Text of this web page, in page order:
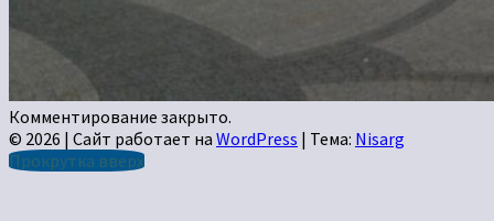
Комментирование закрыто.
© 2026 | Сайт работает на WordPress | Тема: Nisarg
Прокрутка вверх